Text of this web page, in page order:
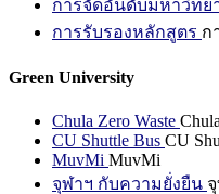
การจัดอันดับมหาวิทย
การรับรองหลักสูตร ก
Green University
Chula Zero Waste
CU Shuttle Bus CU
MuvMi MuvMi
จุฬาฯ กับความยั่งยืน